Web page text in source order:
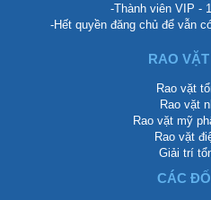
-Thành viên VIP -
-Hết quyền đăng chủ để vẫn
RAO
Rao vặt
Rao vặt
Rao vặt mỹ
Rao vặt
Giải trí
CÁC